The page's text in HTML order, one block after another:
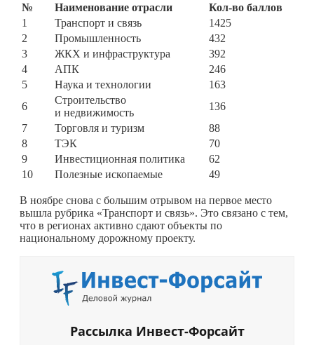
№ Наименование отрасли
Кол-во баллов
1
Транспорт и связь
1425
2
Промышленность
432
3
ЖКХ и инфраструктура
392
4
АПК
246
5
Наука и технологии
163
6
Строительство
и недвижимость
136
7
Торговля и туризм
88
8
ТЭК
70
9
Инвестиционная политика
62
10
Полезные ископаемые 49
В ноябре снова с большим отрывом на первое место
вышла рубрика «Транспорт и связь». Это связано с тем,
что в регионах активно сдают объекты по
национальному дорожному проекту.
Рассылка Инвест-Форсайт